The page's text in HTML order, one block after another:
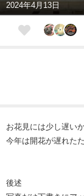
2024年4月13日
お花見には少し遅い
今年は開花が遅れた
後述